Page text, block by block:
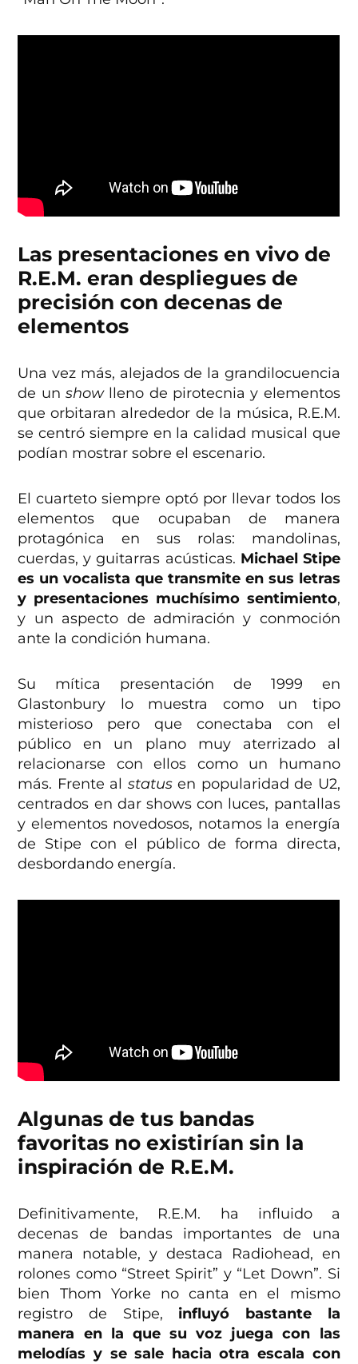
Las presentaciones en vivo de
R.E.M. eran despliegues de
precisión con decenas de
elementos
Una vez más, alejados de la grandilocuencia
de unshow lleno de pirotecnia y elementos
que orbitaran alrededor de la música, R.E.M.
se centró siempre en la calidad musical que
podían mostrar sobre el escenario.
El cuarteto siempre optó por llevar todos los
elementos que ocupaban de manera
protagónica en sus rolas: mandolinas,
cuerdas, y guitarras acústicas. Michael Stipe
es un vocalista que transmite en sus letras
y presentaciones muchísimo sentimiento,
y un aspecto de admiración y conmoción
ante la condición humana.
Su mítica presentación de 1999 en
Glastonbury lo muestra como un tipo
misterioso pero que conectaba con el
público en un plano muy aterrizado al
relacionarse con ellos como un humano
más. Frente al statusen popularidad de U2,
centrados en dar shows con luces, pantallas
y elementos novedosos, notamos la energía
de Stipe con el público de forma directa,
desbordando energía.
Algunas de tus bandas
favoritas no existirían sin la
inspiración de R.E.M.
Definitivamente, R.E.M. ha influido a
decenas de bandas importantes de una
manera notable, y destaca Radiohead, en
rolones como “Street Spirit” y “Let Down”. Si
bien Thom Yorke no canta en el mismo
registro de Stipe, influyó bastante la
manera en la que su voz juega con las
melodías y se sale hacia otra escala con